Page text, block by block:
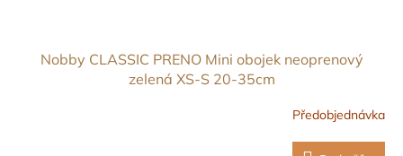
Nobby CLASSIC PRENO Mini obojek neoprenový
zelená XS-S 20-35cm
Předobjednávka